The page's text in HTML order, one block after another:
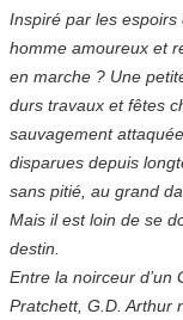
Inspiré par les espoirs
homme amoureux et
en marche ? Une
durs travaux et fêtes
sauvagement
disparues depuis
sans pitié, au grand
Mais il est loin de se
destin.
Entre la noirceur d’un
Pratchett, G.D. Arthur